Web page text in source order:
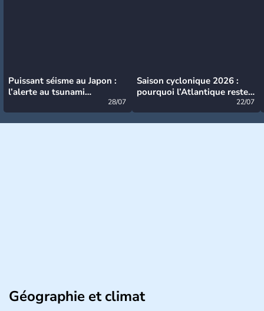
Puissant séisme au Japon :
l’alerte au tsunami
28/07
Saison cyclonique 2026 :
pourquoi l’Atlantique reste
22/07
Géographie et climat